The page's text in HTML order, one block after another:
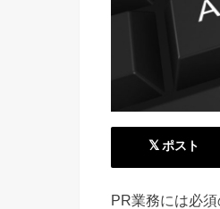
ポスト
PR業務には必